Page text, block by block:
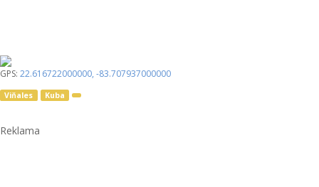
GPS: 22.616722000000, -83.707937000000
Viňales Kuba
Reklama